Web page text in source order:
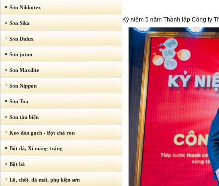
Sơn Nikkotex
Sơn Sika
Sơn Dulux
Sơn jotun
Sơn Maxilite
Sơn Nippon
Sơn Toa
Sơn tàu biển
Keo dán gạch - Bột chà ron
Bột đá, Xi măng trắng
Bột bả
Lô, chổi, đá mài, phụ kiện sơn
Kỷ niệm 5 năm Thành lập Công ty